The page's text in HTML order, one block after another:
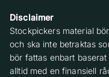
Disclaimer
Stockpickers material
och ska inte betraktas
bör fattas enbart
alltid med en finansiell